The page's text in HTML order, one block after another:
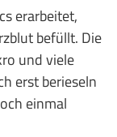
erarbeitet,
befüllt. Die
und viele
erst berieseln
einmal